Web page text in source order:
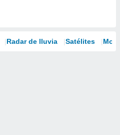
Radar de lluvia Satélites